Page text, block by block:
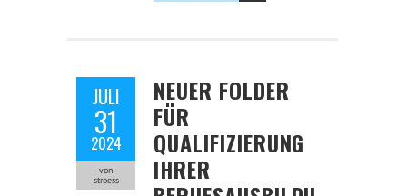
JULI
31
2024
von
stroess
NEUER FOLDER
FÜR
QUALIFIZIERUNG
IHRER